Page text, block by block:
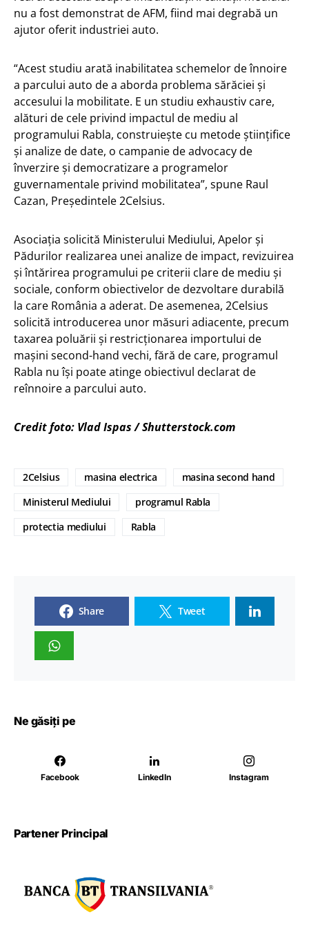
nu a fost demonstrat de AFM, fiind mai degrabă un
ajutor oferit industriei auto.
“Acest studiu arată inabilitatea schemelor de înnoire
a parcului auto de a aborda problema sărăciei și
accesului la mobilitate. E un studiu exhaustiv care,
alături de cele privind impactul de mediu al
programului Rabla, construiește cu metode științifice
și analize de date, o campanie de advocacy de
înverzire și democratizare a programelor
guvernamentale privind mobilitatea”, spune Raul
Cazan, Președintele 2Celsius.
Asociația solicită Ministerului Mediului, Apelor și
Pădurilor realizarea unei analize de impact, revizuirea
și întărirea programului pe criterii clare de mediu și
sociale, conform obiectivelor de dezvoltare durabilă
la care România a aderat. De asemenea, 2Celsius
solicită introducerea unor măsuri adiacente, precum
taxarea poluării și restricționarea importului de
mașini second-hand vechi, fără de care, programul
Rabla nu își poate atinge obiectivul declarat de
reînnoire a parcului auto.
Credit foto: Vlad Ispas / Shutterstock.com
2Celsius masina electrica
masina second hand
Ministerul Mediului
programul Rabla
protectia mediului
Rabla
Share Tweet
Ne găsiți pe
Facebook LinkedIn Instagram
Partener Principal